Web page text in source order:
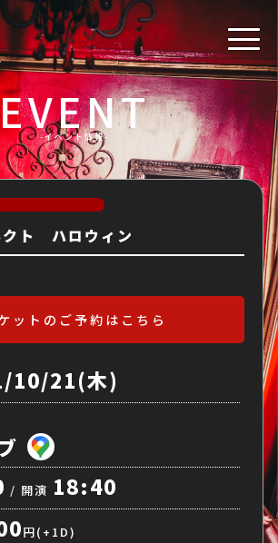
EVENT
-イベント情報-
クト ハロウィン
ットのご予約はこちら
10/21(木)
/ 開演 18:40
円(+1D)